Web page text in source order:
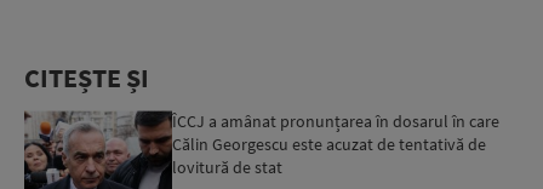
CITEȘTE ȘI
ÎCCJ a amânat pronunțarea în dosarul în care
Călin Georgescu este acuzat de tentativă de
lovitură de stat